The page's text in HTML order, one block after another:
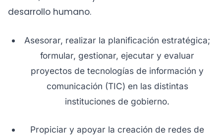
desarrollo humano.
Asesorar, realizar la planificación estratégica;
formular, gestionar, ejecutar y evaluar
proyectos de tecnologías de información y
comunicación (TIC) en las distintas
instituciones de gobierno.
Propiciar y apoyar la creación de redes de